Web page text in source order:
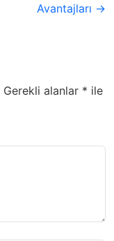
Avantajları →
Gerekli alanlar * ile